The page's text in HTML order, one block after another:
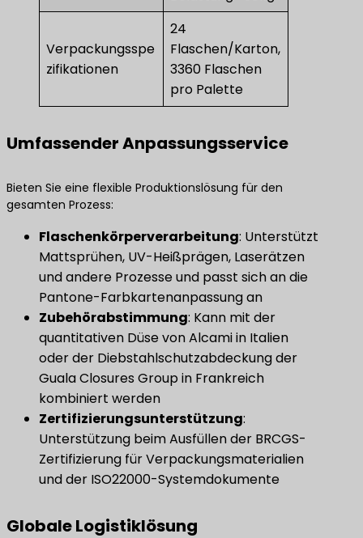
Verpackungsspe
zifikationen
24
Flaschen/Karton,
3360 Flaschen
pro Palette
Umfassender Anpassungsservice
Bieten Sie eine flexible Produktionslösung für den
gesamten Prozess:
​Flaschenkörperverarbeitung​​: Unterstützt
Mattsprühen, UV-Heißprägen, Laserätzen
und andere Prozesse und passt sich an die
Pantone-Farbkartenanpassung an
​Zubehörabstimmung​​: Kann mit der
quantitativen Düse von Alcami in Italien
oder der Diebstahlschutzabdeckung der
Guala Closures Group in Frankreich
kombiniert werden
Zertifizierungsunterstützung​:
Unterstützung beim Ausfüllen der BRCGS-
Zertifizierung für Verpackungsmaterialien
und der ISO22000-Systemdokumente
Globale Logistiklösung